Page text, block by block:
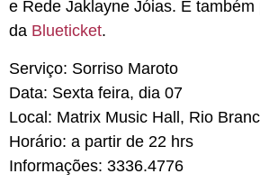
e Rede Jaklayne Jóias. E também
da Blueticket.
Serviço: Sorriso Maroto
Data: Sexta feira, dia 07
Local: Matrix Music Hall, Rio
Horário: a partir de 22 hrs
Informações: 3336.4776